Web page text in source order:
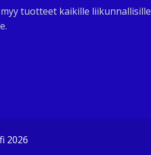
tuotteet kaikille liikunnallisille
2026